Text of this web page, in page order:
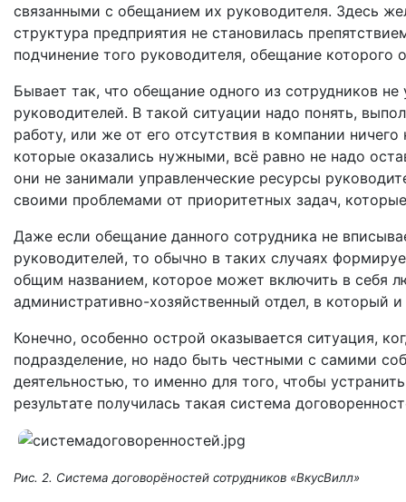
связанными с обещанием их руководителя. Здесь
структура предприятия не становилась
подчинение того руководителя, обещание которого
Бывает так, что обещание одного из сотрудников
руководителей. В такой ситуации надо понять,
работу, или же от его отсутствия в компании
которые оказались нужными, всё равно не надо
они не занимали управленческие ресурсы
своими проблемами от приоритетных задач,
Даже если обещание данного сотрудника не
руководителей, то обычно в таких случаях
общим названием, которое может включить в себя
административно-хозяйственный отдел, в который
Конечно, особенно острой оказывается ситуация,
подразделение, но надо быть честными с самими
деятельностью, то именно для того, чтобы
результате получилась такая система
Рис. 2. Система договорёностей сотрудников «ВкусВилл»